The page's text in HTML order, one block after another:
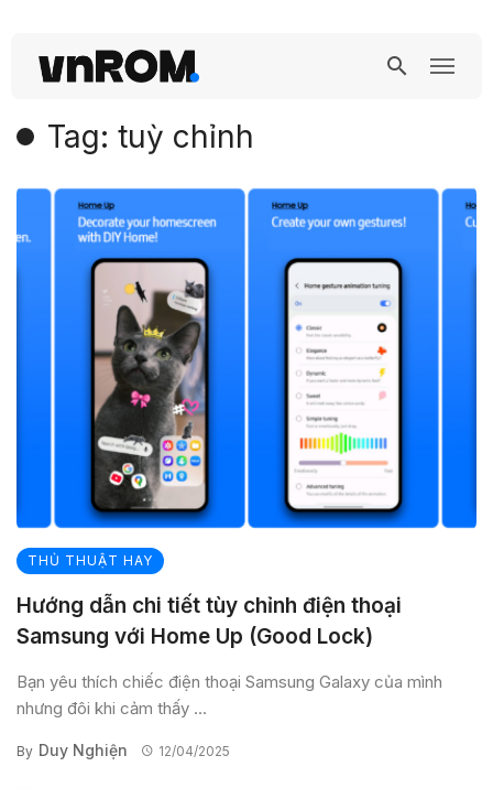
Tag: tuỳ chỉnh
THỦ THUẬT HAY
Hướng dẫn chi tiết tùy chỉnh điện thoại
Samsung với Home Up (Good Lock)
Bạn yêu thích chiếc điện thoại Samsung Galaxy của mình
nhưng đôi khi cảm thấy ...
By Duy Nghiện 12/04/2025